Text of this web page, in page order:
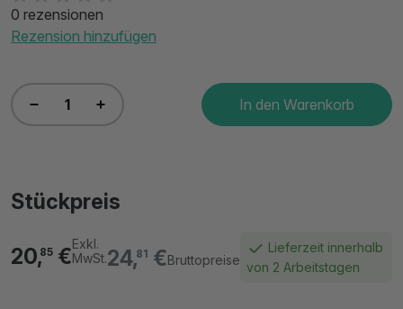
0 rezensionen
Rezension hinzufügen
In den Warenkorb
Stückpreis
24,81 €Bruttopreise
20,85 €Exkl.
MwSt.
Lieferzeit innerhalb
von 2 Arbeitstagen